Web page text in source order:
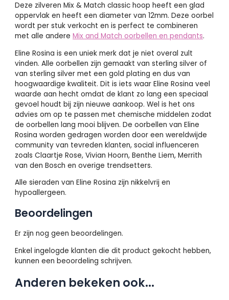
Deze zilveren Mix & Match classic hoop heeft een glad
oppervlak en heeft een diameter van 12mm. Deze oorbel
wordt per stuk verkocht en is perfect te combineren
met alle andereMix and Match oorbellen en pendants.
Eline Rosina is een uniek merk dat je niet overal zult
vinden. Alle oorbellen zijn gemaakt van sterling silver of
van sterling silver met een gold plating en dus van
hoogwaardige kwaliteit. Dit is iets waar Eline Rosina veel
waarde aan hecht omdat de klant zo lang een speciaal
gevoel houdt bij zijn nieuwe aankoop. Wel is het ons
advies om op te passen met chemische middelen zodat
de oorbellen lang mooi blijven. De oorbellen van Eline
Rosina worden gedragen worden door een wereldwijde
community van tevreden klanten, social influenceren
zoals Claartje Rose, Vivian Hoorn, Benthe Liem, Merrith
van den Bosch en overige trendsetters.
Alle sieraden van Eline Rosina zijn nikkelvrij en
hypoallergeen.
Beoordelingen
Er zijn nog geen beoordelingen.
Enkel ingelogde klanten die dit product gekocht hebben,
kunnen een beoordeling schrijven.
Anderen bekeken ook...